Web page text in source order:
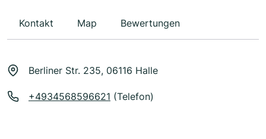
Kontakt Map Bewertungen
Berliner Str. 235, 06116 Halle
+4934568596621 (Telefon)